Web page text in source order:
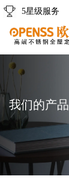
5星级服务
我们的产品